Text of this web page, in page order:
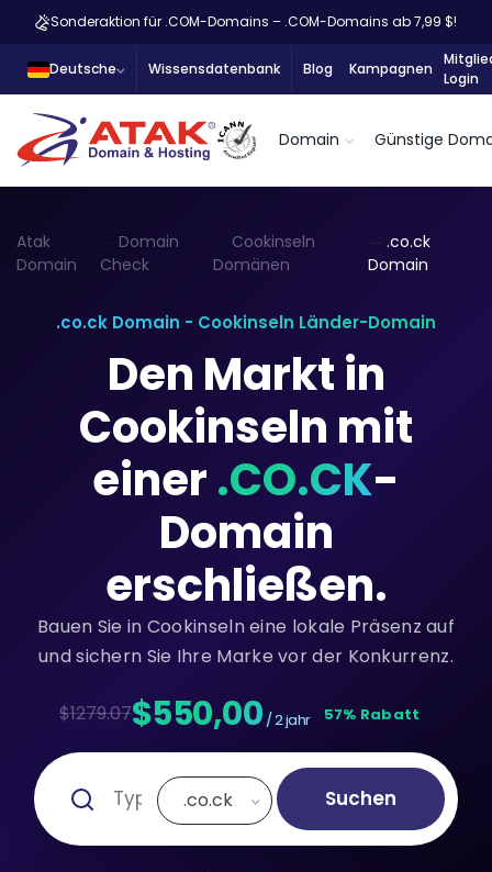
Sonderaktion für .COM-Domains – .COM-Domains ab 7,99 $!
Deutsche Wissensdatenbank Blog Kampagnen
Login
Domain Günstige
Atak
Domain
Domain
Check
Cookinseln
Domänen
.co.ck
Domain
.co.ck Domain - Cookinseln Länder-Domain
Den Markt in
Cookinseln mit
einer.CO.CK-
Domain
erschließen.
Bauen Sie in Cookinseln eine lokale Präsenz auf
und sichern Sie Ihre Marke vor der Konkurrenz.
$1279.07$550,00 / 2 jahr 57% Rabatt
.co.ck Suchen